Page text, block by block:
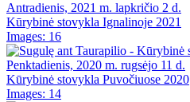
Antradienis, 2021 m. lapkričio 2 d.
Kūrybinė stovykla Ignalinoje 2021
Images: 16
Penktadienis, 2020 m. rugsėjo 11 d.
Kūrybinė stovykla Puvočiuose 2020
Images: 14